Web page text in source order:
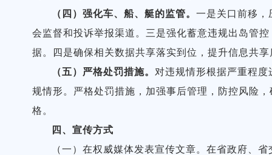
（四）强化车、船、艇的监管。 一是关口前移，
会监督和投诉举报渠道。三是强化蓄意违规出岛管
据。四是确保相关数据共享落实到位，提升信息共
（五）严格处罚措施。 对违规情形根据严重程
规情形。严格处罚措施，加强事后管理，防控风险
格。
四、宣传方式
（一）在权威媒体发表宣传文章。在省政府、